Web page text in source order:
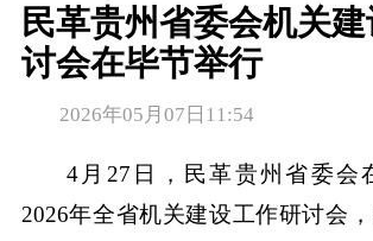
民革贵州省委会机关
讨会在毕节举行
2026年05月07日11:54
4月27日，民革贵州省委会
2026年全省机关建设工作研讨会